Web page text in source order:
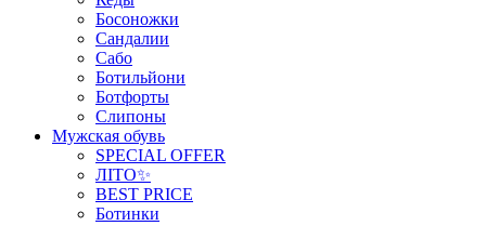
Босоножки
Сандалии
Сабо
Ботильйони
Ботфорты
Слипоны
Мужская обувь
SPECIAL OFFER
ЛІТО✨
BEST PRICE
Ботинки